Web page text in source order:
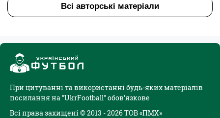
Всі авторські матеріали
При цитуванні та використанні будь-яких матеріалів
посилання на "UkrFootball" обов'язкове
Всі права захищені © 2013 - 2026 ТОВ «ПМХ»